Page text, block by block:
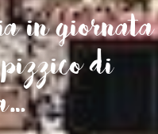
in giornata
di